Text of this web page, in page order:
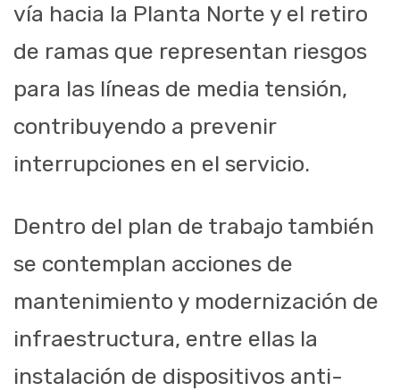
vía hacia la Planta Norte y el retiro
de ramas que representan riesgos
para las líneas de media tensión,
contribuyendo a prevenir
interrupciones en el servicio.
Dentro del plan de trabajo también
se contemplan acciones de
mantenimiento y modernización de
infraestructura, entre ellas la
instalación de dispositivos anti-